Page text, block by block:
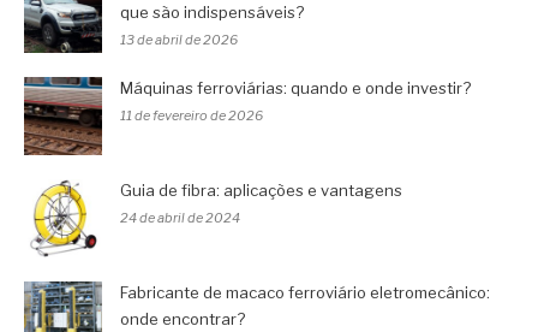
que são indispensáveis?
13 de abril de 2026
Máquinas ferroviárias: quando e onde investir?
11 de fevereiro de 2026
Guia de fibra: aplicações e vantagens
24 de abril de 2024
Fabricante de macaco ferroviário eletromecânico:
onde encontrar?